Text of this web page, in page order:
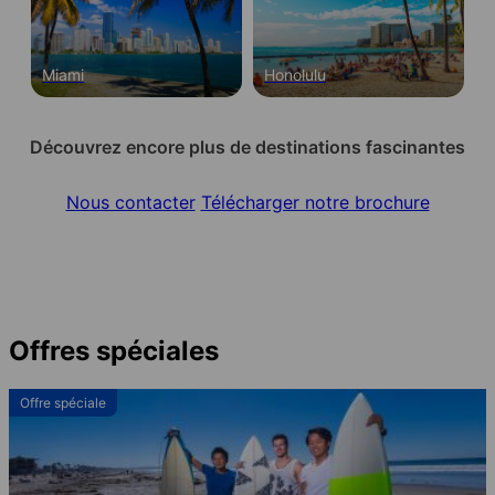
Miami Honolulu
Découvrez encore plus de destinations fascinantes
Nous contacter Télécharger notre brochure
Offres spéciales
Offre spéciale